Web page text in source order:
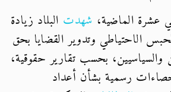
عشرة الماضية، شهدت البلاد زيادة
الاحتياطي وتدوير القضايا بحق
والسياسيين، بحسب تقارير حقوقية،
رسمية بشأن أعداد